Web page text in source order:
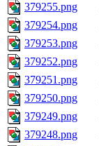
379255.png
379254.png
379253.png
379252.png
379251.png
379250.png
379249.png
379248.png